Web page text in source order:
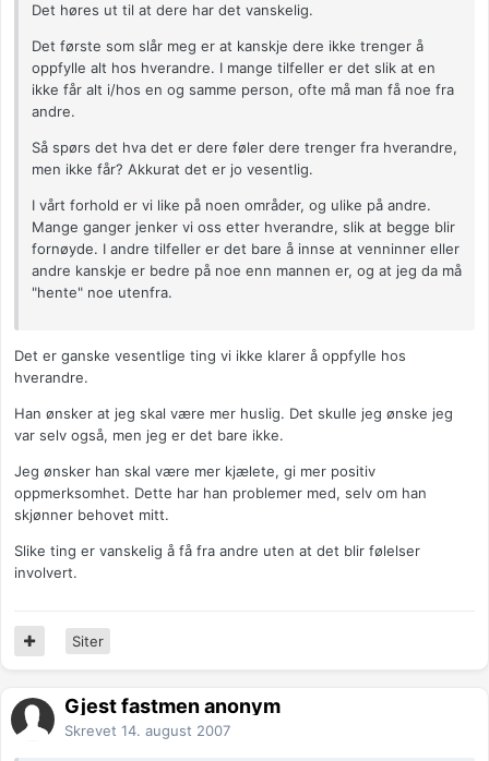
Det høres ut til at dere har det vanskelig.
Det første som slår meg er at kanskje dere ikke trenger å
oppfylle alt hos hverandre. I mange tilfeller er det slik at en
ikke får alt i/hos en og samme person, ofte må man få noe fra
andre.
Så spørs det hva det er dere føler dere trenger fra hverandre,
men ikke får? Akkurat det er jo vesentlig.
I vårt forhold er vi like på noen områder, og ulike på andre.
Mange ganger jenker vi oss etter hverandre, slik at begge blir
fornøyde. I andre tilfeller er det bare å innse at venninner eller
andre kanskje er bedre på noe enn mannen er, og at jeg da må
"hente" noe utenfra.
Det er ganske vesentlige ting vi ikke klarer å oppfylle hos
hverandre.
Han ønsker at jeg skal være mer huslig. Det skulle jeg ønske jeg
var selv også, men jeg er det bare ikke.
Jeg ønsker han skal være mer kjælete, gi mer positiv
oppmerksomhet. Dette har han problemer med, selv om han
skjønner behovet mitt.
Slike ting er vanskelig å få fra andre uten at det blir følelser
involvert.
Siter
Gjest fastmen anonym
Skrevet 14. august 2007